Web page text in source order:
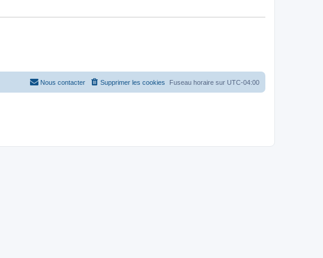
Fuseau horaire sur UTC-04:00
Supprimer les cookies
Nous contacter